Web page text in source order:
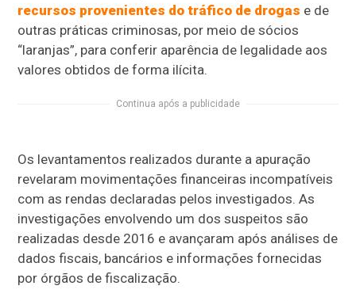
recursos provenientes do tráfico de drogas e de
outras práticas criminosas, por meio de sócios
“laranjas”, para conferir aparência de legalidade aos
valores obtidos de forma ilícita.
Continua após a publicidade
Os levantamentos realizados durante a apuração
revelaram movimentações financeiras incompatíveis
com as rendas declaradas pelos investigados. As
investigações envolvendo um dos suspeitos são
realizadas desde 2016 e avançaram após análises de
dados fiscais, bancários e informações fornecidas
por órgãos de fiscalização.